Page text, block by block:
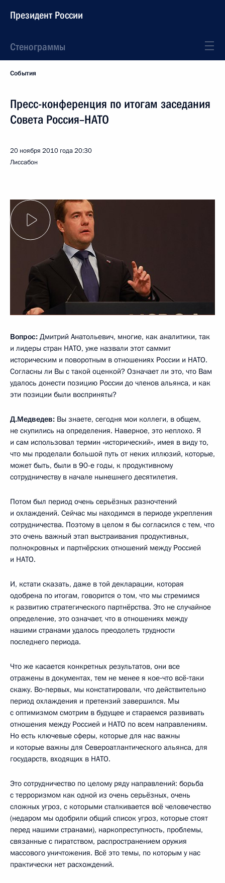
Президент России
Стенограммы
События
Пресс-конференция по итогам заседания
Совета Россия–НАТО
20 ноября 2010 года20:30
Лиссабон
Вопрос: Дмитрий Анатольевич, многие, как аналитики, так
и лидеры стран НАТО, уже назвали этот саммит
историческим и поворотным в отношениях России и НАТО.
Согласны ли Вы с такой оценкой? Означает ли это, что Вам
удалось донести позицию России до членов альянса, и как
эти позиции были восприняты?
Д.Медведев: Вы знаете, сегодня мои коллеги, в общем,
не скупились на определения. Наверное, это неплохо. Я
и сам использовал термин «исторический», имея в виду то,
что мы проделали большой путь от неких иллюзий, которые,
может быть, были в 90-е годы, к продуктивному
сотрудничеству в начале нынешнего десятилетия.
Потом был период очень серьёзных разночтений
и охлаждений. Сейчас мы находимся в периоде укрепления
сотрудничества. Поэтому в целом я бы согласился с тем, что
это очень важный этап выстраивания продуктивных,
полнокровных и партнёрских отношений между Россией
и НАТО.
И, кстати сказать, даже в той декларации, которая
одобрена по итогам, говорится о том, что мы стремимся
к развитию стратегического партнёрства. Это не случайное
определение, это означает, что в отношениях между
нашими странами удалось преодолеть трудности
последнего периода.
Что же касается конкретных результатов, они все
отражены в документах, тем не менее я кое‑что всё‑таки
скажу. Во‑первых, мы констатировали, что действительно
период охлаждения и претензий завершился. Мы
с оптимизмом смотрим в будущее и стараемся развивать
отношения между Россией и НАТО по всем направлениям.
Но есть ключевые сферы, которые для нас важны
и которые важны для Североатлантического альянса, для
государств, входящих в НАТО.
Это сотрудничество по целому ряду направлений: борьба
с терроризмом как одной из очень серьёзных, очень
сложных угроз, с которыми сталкивается всё человечество
(недаром мы одобрили общий список угроз, которые стоят
перед нашими странами), наркопреступность, проблемы,
связанные с пиратством, распространением оружия
массового уничтожения. Всё это темы, по которым у нас
практически нет расхождений.